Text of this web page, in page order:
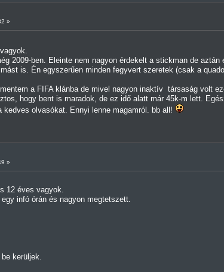
»
2009-ben. Eleinte nem nagyon érdekelt a stickman de
is. Én egyszerűen minden fegyvert szeretek (csak a
a FIFA klánba de mivel nagyon inaktív társaság volt
hogy bent is maradok, de ez idő alatt már 45k-m lett.
olvasókat. Ennyi lenne magamról. bb all!
»
12 éves vagyok.
infó órán és nagyon megtetszett.
kerüljek.